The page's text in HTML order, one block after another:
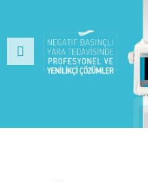
Previous